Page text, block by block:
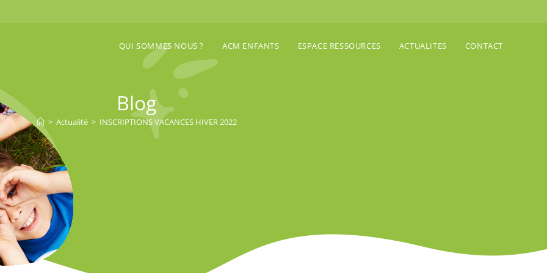
QUI SOMMES NOUS ? ACM ENFANTS ESPACE RESSOURCES ACTUALITES CONTACT
Blog
> Actualité > INSCRIPTIONS VACANCES HIVER 2022